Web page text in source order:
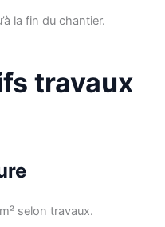
la fin du chantier.
travaux
selon travaux.